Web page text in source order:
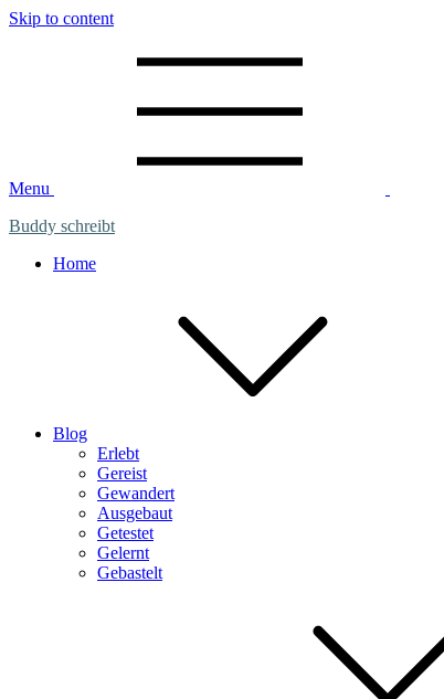
Skip to content
Menu
Buddy schreibt
Home
Blog
Erlebt
Gereist
Gewandert
Ausgebaut
Getestet
Gelernt
Gebastelt